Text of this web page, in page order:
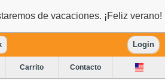
de vacaciones. ¡Feliz verano!
Login
Carrito Contacto